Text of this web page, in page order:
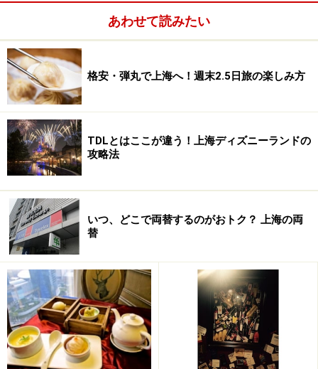
リッシュなイメージを受けるのがこのエリアのホテルの
国際飯店
あわせて読みたい
格安・弾丸で上海へ！週末2.5日旅の楽しみ方
TDLとはここが違う！上海ディズニーランドの
攻略法
いつ、どこで両替するのがおトク？ 上海の両
替